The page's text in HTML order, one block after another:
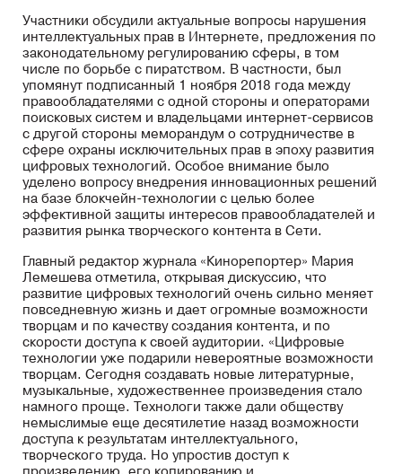
Участники обсудили актуальные вопросы нарушения
интеллектуальных прав в Интернете, предложения по
законодательному регулированию сферы, в том
числе по борьбе с пиратством. В частности, был
упомянут подписанный 1 ноября 2018 года между
правообладателями с одной стороны и операторами
поисковых систем и владельцами интернет-сервисов
с другой стороны меморандум о сотрудничестве в
сфере охраны исключительных прав в эпоху развития
цифровых технологий. Особое внимание было
уделено вопросу внедрения инновационных решений
на базе блокчейн-технологии с целью более
эффективной защиты интересов правообладателей и
развития рынка творческого контента в Сети.
Главный редактор журнала «Кинорепортер» Мария
Лемешева отметила, открывая дискуссию, что
развитие цифровых технологий очень сильно меняет
повседневную жизнь и дает огромные возможности
творцам и по качеству создания контента, и по
скорости доступа к своей аудитории. «Цифровые
технологии уже подарили невероятные возможности
творцам. Сегодня создавать новые литературные,
музыкальные, художественнее произведения стало
намного проще. Технологи также дали обществу
немыслимые еще десятилетие назад возможности
доступа к результатам интеллектуального,
творческого труда. Но упростив доступ к